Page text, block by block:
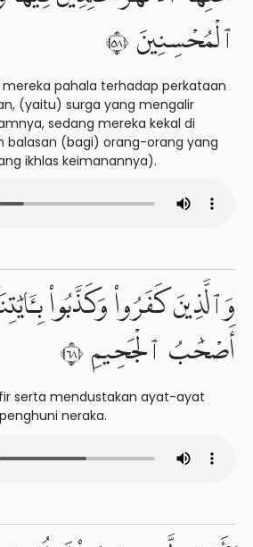
ٱلْمُحْسِنِينَ ٨٥
pahala terhadap perkataan
(yaitu) surga yang mengalir
sedang mereka kekal di
balasan (bagi) orang-orang yang
ikhlas keimanannya).
وَٱلَّذِينَ كَفَرُوا۟ وَكَذَّبُوا۟
أَصْحَٰبُ ٱلْجَحِيمِ ٨٦
serta mendustakan ayat-ayat
neraka.